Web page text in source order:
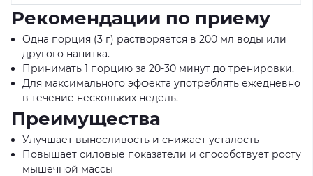
Рекомендации по приему
Одна порция (3 г) растворяется в 200 мл воды или
другого напитка.
Принимать 1 порцию за 20-30 минут до тренировки.
Для максимального эффекта употреблять ежедневно
в течение нескольких недель.
Преимущества
Улучшает выносливость и снижает усталость
Повышает силовые показатели и способствует росту
мышечной массы